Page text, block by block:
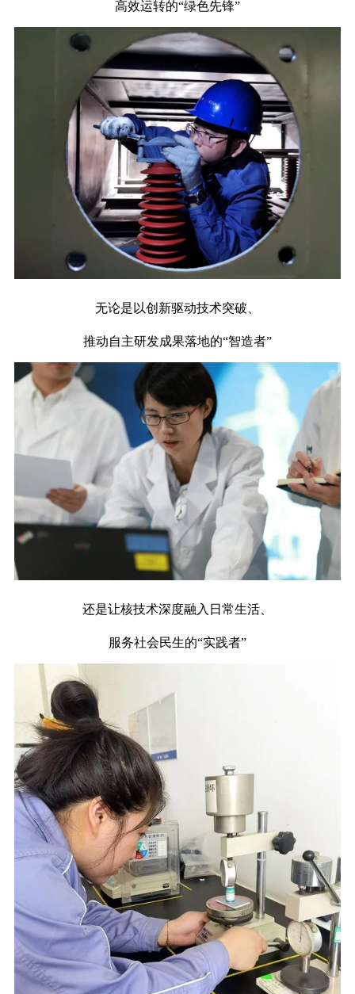
高效运转的“绿色先锋”
无论是以创新驱动技术突破、
推动自主研发成果落地的“智造者”
还是让核技术深度融入日常生活、
服务社会民生的“实践者”